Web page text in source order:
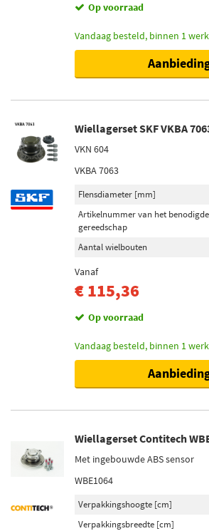
Op voorraad
Vandaag besteld, binnen 1
Wiellagerset SKF VKBA
VKN 604
VKBA 7063
Flensdiameter [mm]
Artikelnummer van het
gereedschap
Aantal wielbouten
Vanaf
€ 115,36
Op voorraad
Vandaag besteld, binnen 1
Wiellagerset Contitech
Met ingebouwde ABS sensor
WBE1064
Verpakkingshoogte [cm]
Verpakkingsbreedte [cm]